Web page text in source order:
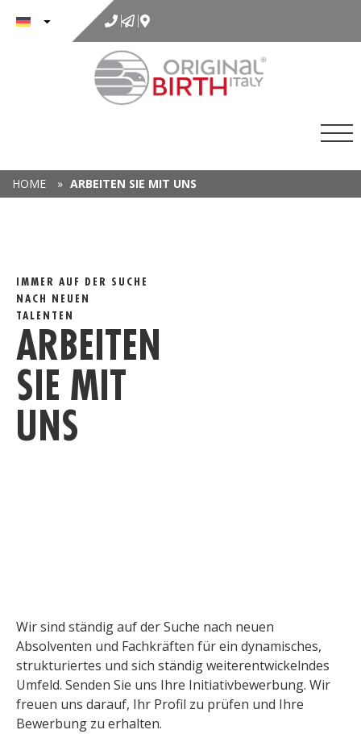
springen
HOME » ARBEITEN SIE MIT UNS
IMMER AUF DER SUCHE
NACH NEUEN
TALENTEN
ARBEITEN
SIE MIT
UNS
Wir sind ständig auf der Suche nach neuen
Absolventen und Fachkräften für ein dynamisches,
strukturiertes und sich ständig weiterentwickelndes
Umfeld. Senden Sie uns Ihre Initiativbewerbung. Wir
freuen uns darauf, Ihr Profil zu prüfen und Ihre
Bewerbung zu erhalten.